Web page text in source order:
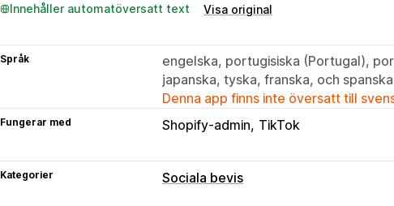
Innehåller automatöversatt text Visa original
Språk
engelska, portugisiska (Portugal),
japanska, tyska, franska, och spanska
Denna app finns inte översatt till
Fungerar med Shopify-admin TikTok
Kategorier Sociala bevis